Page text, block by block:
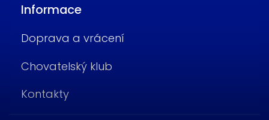
Informace
Doprava a vrácení
Chovatelský klub
Kontakty